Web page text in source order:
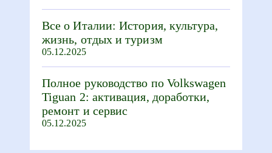
Все о Италии: История, культура,
жизнь, отдых и туризм
05.12.2025
Полное руководство по Volkswagen
Tiguan 2: активация, доработки,
ремонт и сервис
05.12.2025